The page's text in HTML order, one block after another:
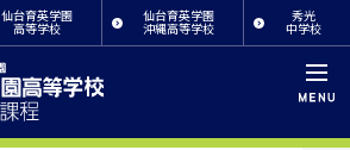
仙台育英学園
高等学校
仙台育英学園
沖縄高等学校
秀光
中学校